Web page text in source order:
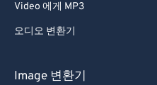
Video 에게 MP3
오디오 변환기
Image 변환기